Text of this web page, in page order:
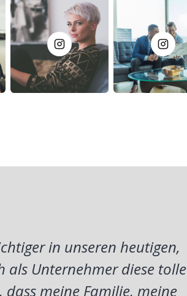
in unseren heutigen,
als Unternehmer diese tolle
meine Familie, meine